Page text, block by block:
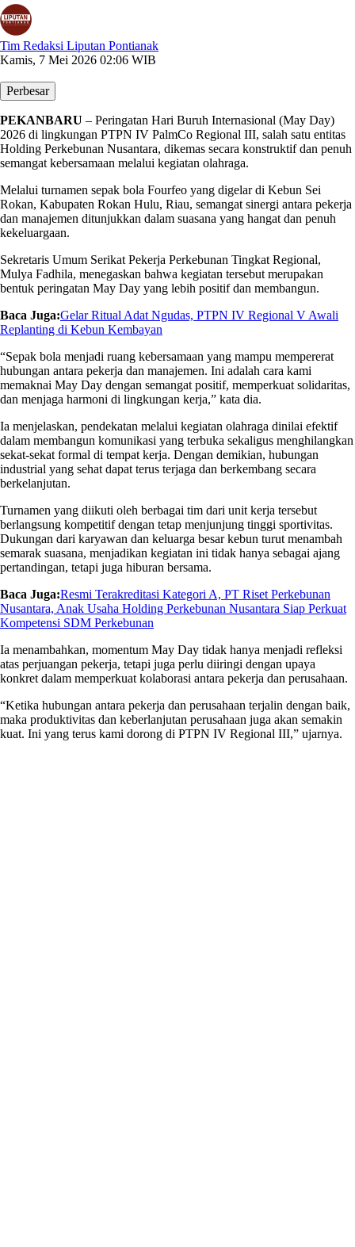
Tim Redaksi Liputan Pontianak
Kamis, 7 Mei 2026 02:06 WIB
Perbesar
PEKANBARU – Peringatan Hari Buruh Internasional (May Day)
2026 di lingkungan PTPN IV PalmCo Regional III, salah satu entitas
Holding Perkebunan Nusantara, dikemas secara konstruktif dan penuh
semangat kebersamaan melalui kegiatan olahraga.
Melalui turnamen sepak bola Fourfeo yang digelar di Kebun Sei
Rokan, Kabupaten Rokan Hulu, Riau, semangat sinergi antara pekerja
dan manajemen ditunjukkan dalam suasana yang hangat dan penuh
kekeluargaan.
Sekretaris Umum Serikat Pekerja Perkebunan Tingkat Regional,
Mulya Fadhila, menegaskan bahwa kegiatan tersebut merupakan
bentuk peringatan May Day yang lebih positif dan membangun.
Baca Juga:Gelar Ritual Adat Ngudas, PTPN IV Regional V Awali
Replanting di Kebun Kembayan
“Sepak bola menjadi ruang kebersamaan yang mampu mempererat
hubungan antara pekerja dan manajemen. Ini adalah cara kami
memaknai May Day dengan semangat positif, memperkuat solidaritas,
dan menjaga harmoni di lingkungan kerja,” kata dia.
Ia menjelaskan, pendekatan melalui kegiatan olahraga dinilai efektif
dalam membangun komunikasi yang terbuka sekaligus menghilangkan
sekat-sekat formal di tempat kerja. Dengan demikian, hubungan
industrial yang sehat dapat terus terjaga dan berkembang secara
berkelanjutan.
Turnamen yang diikuti oleh berbagai tim dari unit kerja tersebut
berlangsung kompetitif dengan tetap menjunjung tinggi sportivitas.
Dukungan dari karyawan dan keluarga besar kebun turut menambah
semarak suasana, menjadikan kegiatan ini tidak hanya sebagai ajang
pertandingan, tetapi juga hiburan bersama.
Baca Juga:Resmi Terakreditasi Kategori A, PT Riset Perkebunan
Nusantara, Anak Usaha Holding Perkebunan Nusantara Siap Perkuat
Kompetensi SDM Perkebunan
Ia menambahkan, momentum May Day tidak hanya menjadi refleksi
atas perjuangan pekerja, tetapi juga perlu diiringi dengan upaya
konkret dalam memperkuat kolaborasi antara pekerja dan perusahaan.
“Ketika hubungan antara pekerja dan perusahaan terjalin dengan baik,
maka produktivitas dan keberlanjutan perusahaan juga akan semakin
kuat. Ini yang terus kami dorong di PTPN IV Regional III,” ujarnya.